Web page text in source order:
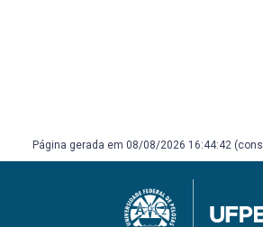
Página gerada em 08/08/2026 16:44:42